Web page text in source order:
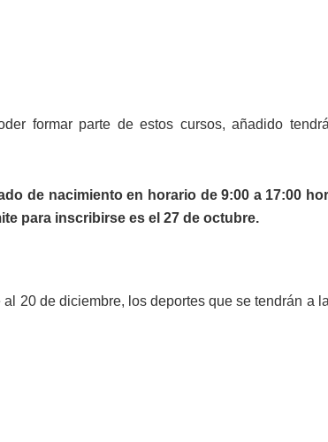
formar parte de estos cursos, añadido
de nacimiento en horario de 9:00 a 17:00
para inscribirse es el 27 de octubre.
20 de diciembre, los deportes que se tendrán a